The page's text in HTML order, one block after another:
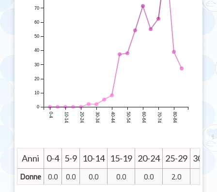
0-4 10-14 20-24 30-34 40-44 50-54 60-64 70-74 80-84
0
10
20
30
40
50
60
70
Anni 0-4 5-9 10-14 15-19 20-24 25-29 30-34
Donne 0.0 0.0 0.0 0.0 0.0 2.0